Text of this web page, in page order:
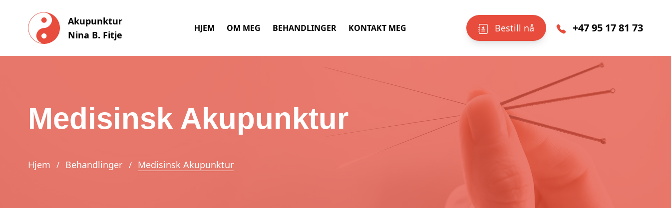
Akupunktur
Nina B. Fitje
HJEM OM MEG BEHANDLINGER KONTAKT MEG Bestill nå +47 95 17 81 73
Medisinsk Akupunktur
Hjem / Behandlinger / Medisinsk Akupunktur